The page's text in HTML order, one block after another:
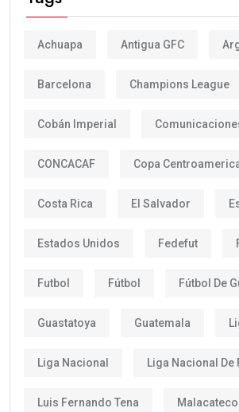
Achuapa Antigua GFC
Barcelona Champions League
Cobán Imperial
CONCACAF Copa
Costa Rica El Salvador
Estados Unidos Fedefut
Futbol Fútbol Fútbol De
Guastatoya Guatemala
Liga Nacional Liga Nacional De
Luis Fernando Tena Malacateco